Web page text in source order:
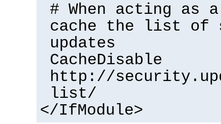
# When acting as
cache the list of
updates
CacheDisable
http://
list/
</IfModule>